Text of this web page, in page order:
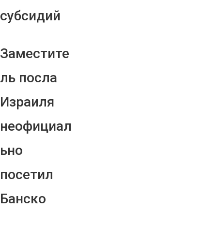
субсидий
Заместите
ль посла
Израиля
неофициал
ьно
посетил
Банско